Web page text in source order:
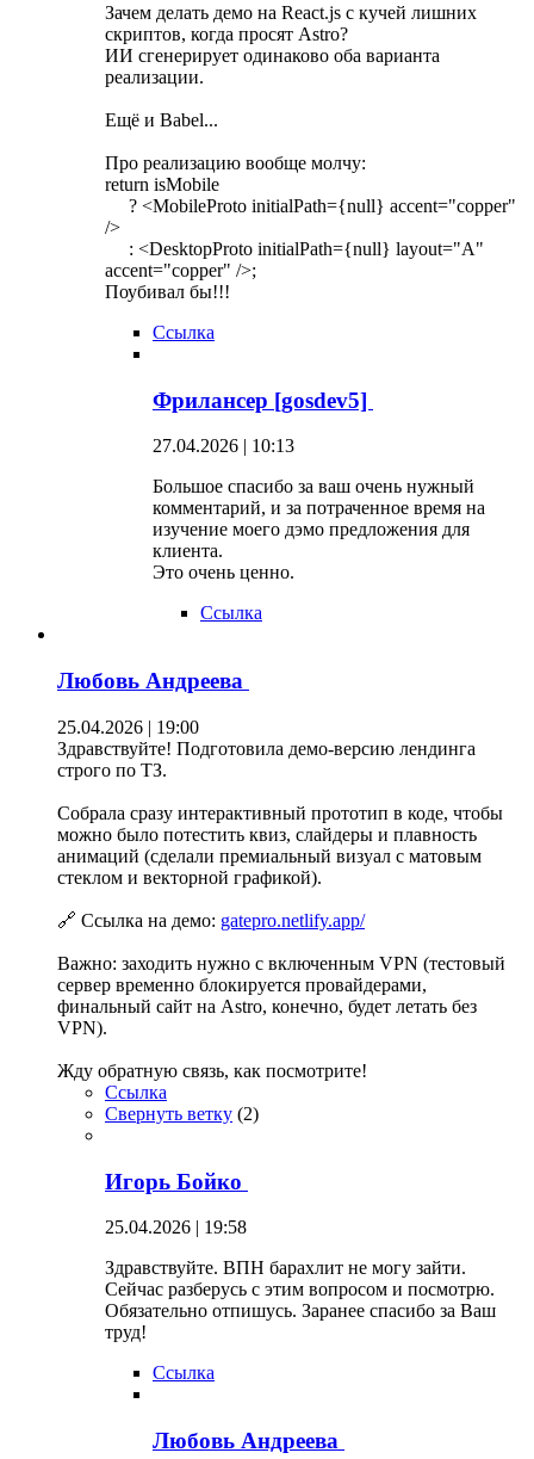
Зачем делать демо на React.js с кучей лишних
скриптов, когда просят Astro?
ИИ сгенерирует одинаково оба варианта
реализации.
Ещё и Babel...
Про реализацию вообще молчу:
return isMobile
? <MobileProto initialPath={null} accent="copper"
/>
: <DesktopProto initialPath={null} layout="A"
accent="copper" />;
Поубивал бы!!!
Ссылка
Фрилансер [gosdev5]
27.04.2026 | 10:13
Большое спасибо за ваш очень нужный
комментарий, и за потраченное время на
изучение моего дэмо предложения для
клиента.
Это очень ценно.
Ссылка
Любовь Андреева
25.04.2026 | 19:00
Здравствуйте! Подготовила демо-версию лендинга
строго по ТЗ.
Собрала сразу интерактивный прототип в коде, чтобы
можно было потестить квиз, слайдеры и плавность
анимаций (сделали премиальный визуал с матовым
стеклом и векторной графикой).
🔗 Ссылка на демо: gatepro.netlify.app/
Важно: заходить нужно с включенным VPN (тестовый
сервер временно блокируется провайдерами,
финальный сайт на Astro, конечно, будет летать без
VPN).
Жду обратную связь, как посмотрите!
Ссылка
Свернуть ветку (2)
Игорь Бойко
25.04.2026 | 19:58
Здравствуйте. ВПН барахлит не могу зайти.
Сейчас разберусь с этим вопросом и посмотрю.
Обязательно отпишусь. Заранее спасибо за Ваш
труд!
Ссылка
Любовь Андреева